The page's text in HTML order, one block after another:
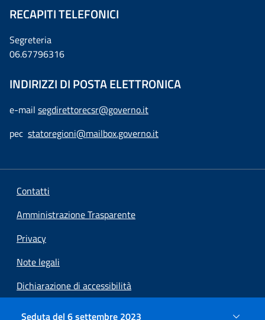
Seduta del 6 settembre 2023
RECAPITI TELEFONICI
Segreteria
06.67796316
INDIRIZZI DI POSTA ELETTRONICA
e-mail segdirettorecsr@governo.it
pec statoregioni@mailbox.governo.it
Contatti
Amministrazione Trasparente
Privacy
Note legali
Dichiarazione di accessibilità
Preferenze cookie